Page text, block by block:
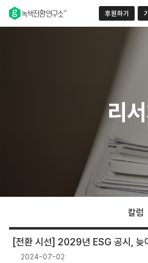
후원하기
리서
칼럼
[전환 시선] 2029년 ESG 공시, 늦
2024-07-02